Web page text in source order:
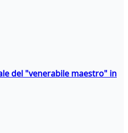
del "venerabile maestro" in